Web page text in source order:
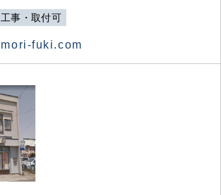
工事・取付可
fuki.com